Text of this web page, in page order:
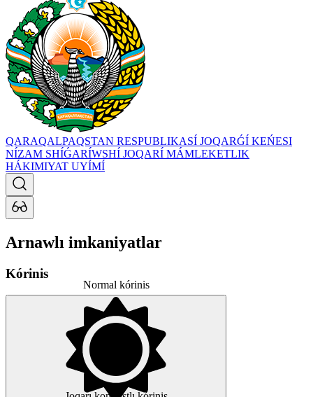
QARAQALPAQSTAN RESPUBLIKASÍ JOQARǴÍ KEŃESI
NÍZAM SHÍǴARÍWSHÍ JOQARÍ MÁMLEKETLIK
HÁKIMIYAT UYÍMÍ
Arnawlı imkaniyatlar
Kórinis
Normal kórinis